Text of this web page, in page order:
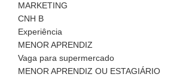
MARKETING
CNH B
Experiência
MENOR APRENDIZ
Vaga para supermercado
MENOR APRENDIZ OU ESTAGIÁRIO